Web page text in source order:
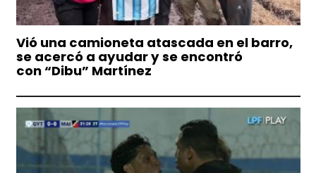
Vió una camioneta atascada en el barro,
se acercó a ayudar y se encontró
con “Dibu” Martínez